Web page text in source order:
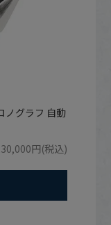
ノグラフ 自動
円(税込)